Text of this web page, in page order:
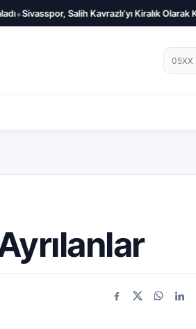
Salih Kavrazlı’yı Kiralık Olarak
Facebook
X